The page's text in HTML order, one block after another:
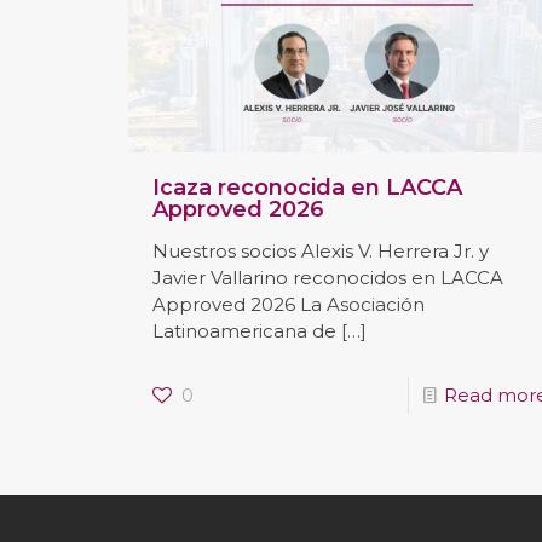
Icaza reconocida en LACCA
Approved 2026
Nuestros socios Alexis V. Herrera Jr. y
Javier Vallarino reconocidos en LACCA
Approved 2026 La Asociación
Latinoamericana de […]
0 Read